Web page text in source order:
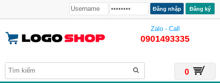
Đăng ký
Zalo - Call
0901493335
0